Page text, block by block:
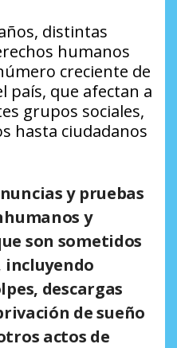
distintas
humanos
creciente de
país, que afectan a
grupos sociales,
hasta ciudadanos
y pruebas
y
son sometidos
incluyendo
descargas
de sueño
actos de